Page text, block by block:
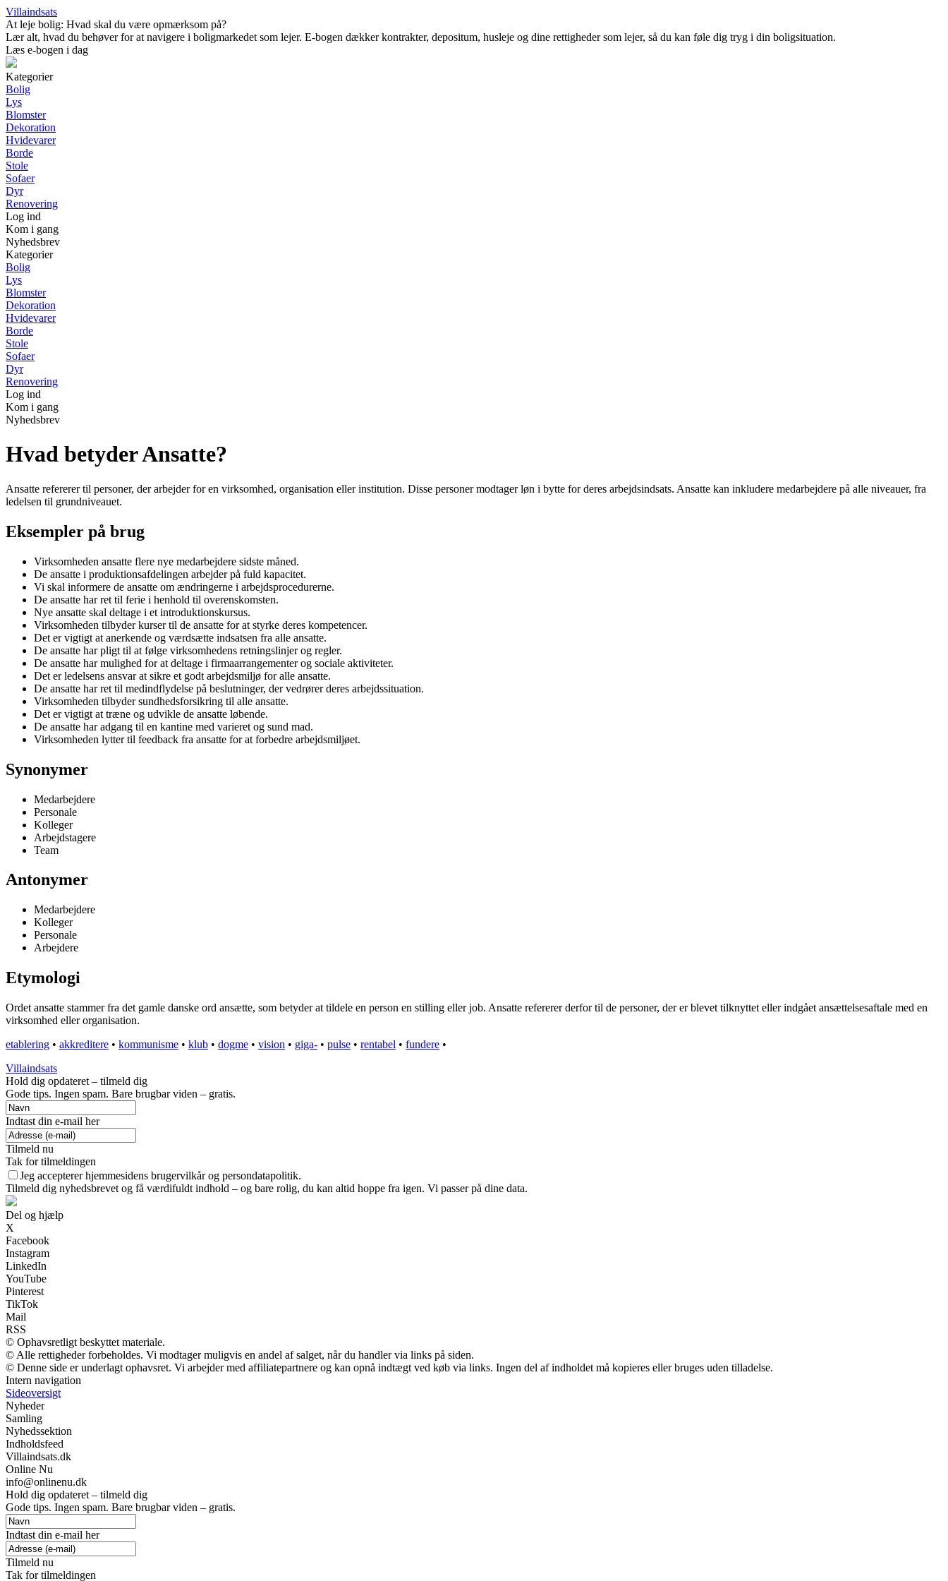
Villaindsats
At leje bolig: Hvad skal du være opmærksom på?
Lær alt, hvad du behøver for at navigere i boligmarkedet som lejer. E-bogen dækker kontrakter, depositum, husleje og dine rettigheder som lejer, så du kan føle dig tryg i din boligsituation.
Læs e-bogen i dag
Kategorier
Bolig
Lys
Blomster
Dekoration
Hvidevarer
Borde
Stole
Sofaer
Dyr
Renovering
Log ind
Kom i gang
Nyhedsbrev
Kategorier
Bolig
Lys
Blomster
Dekoration
Hvidevarer
Borde
Stole
Sofaer
Dyr
Renovering
Log ind
Kom i gang
Nyhedsbrev
Hvad betyder Ansatte?
Ansatte refererer til personer, der arbejder for en virksomhed, organisation eller institution. Disse personer modtager løn i bytte for deres arbejdsindsats. Ansatte kan inkludere medarbejdere på alle niveauer, fra
ledelsen til grundniveauet.
Eksempler på brug
Virksomheden ansatte flere nye medarbejdere sidste måned.
De ansatte i produktionsafdelingen arbejder på fuld kapacitet.
Vi skal informere de ansatte om ændringerne i arbejdsprocedurerne.
De ansatte har ret til ferie i henhold til overenskomsten.
Nye ansatte skal deltage i et introduktionskursus.
Virksomheden tilbyder kurser til de ansatte for at styrke deres kompetencer.
Det er vigtigt at anerkende og værdsætte indsatsen fra alle ansatte.
De ansatte har pligt til at følge virksomhedens retningslinjer og regler.
De ansatte har mulighed for at deltage i firmaarrangementer og sociale aktiviteter.
Det er ledelsens ansvar at sikre et godt arbejdsmiljø for alle ansatte.
De ansatte har ret til medindflydelse på beslutninger, der vedrører deres arbejdssituation.
Virksomheden tilbyder sundhedsforsikring til alle ansatte.
Det er vigtigt at træne og udvikle de ansatte løbende.
De ansatte har adgang til en kantine med varieret og sund mad.
Virksomheden lytter til feedback fra ansatte for at forbedre arbejdsmiljøet.
Synonymer
Medarbejdere
Personale
Kolleger
Arbejdstagere
Team
Antonymer
Medarbejdere
Kolleger
Personale
Arbejdere
Etymologi
Ordet ansatte stammer fra det gamle danske ord ansætte, som betyder at tildele en person en stilling eller job. Ansatte refererer derfor til de personer, der er blevet tilknyttet eller indgået ansættelsesaftale med en
virksomhed eller organisation.
etablering • akkreditere • kommunisme • klub • dogme • vision • giga- • pulse • rentabel • fundere •
Villaindsats
Hold dig opdateret – tilmeld dig
Gode tips. Ingen spam. Bare brugbar viden – gratis.
Indtast din e-mail her
Tilmeld nu
Tak for tilmeldingen
Jeg accepterer hjemmesidens brugervilkår og persondatapolitik.
Tilmeld dig nyhedsbrevet og få værdifuldt indhold – og bare rolig, du kan altid hoppe fra igen. Vi passer på dine data.
Del og hjælp
X
Facebook
Instagram
LinkedIn
YouTube
Pinterest
TikTok
Mail
RSS
© Ophavsretligt beskyttet materiale.
© Alle rettigheder forbeholdes. Vi modtager muligvis en andel af salget, når du handler via links på siden.
© Denne side er underlagt ophavsret. Vi arbejder med affiliatepartnere og kan opnå indtægt ved køb via links. Ingen del af indholdet må kopieres eller bruges uden tilladelse.
Intern navigation
Sideoversigt
Nyheder
Samling
Nyhedssektion
Indholdsfeed
Villaindsats.dk
Online Nu
info@onlinenu.dk
Hold dig opdateret – tilmeld dig
Gode tips. Ingen spam. Bare brugbar viden – gratis.
Indtast din e-mail her
Tilmeld nu
Tak for tilmeldingen